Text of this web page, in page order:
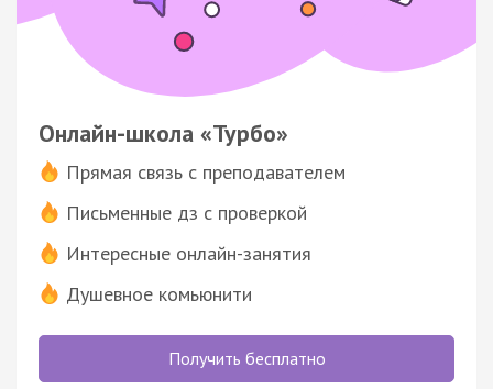
Онлайн-школа «Турбо»
Прямая связь с преподавателем
Письменные дз с проверкой
Интересные онлайн-занятия
Душевное комьюнити
Получить бесплатно